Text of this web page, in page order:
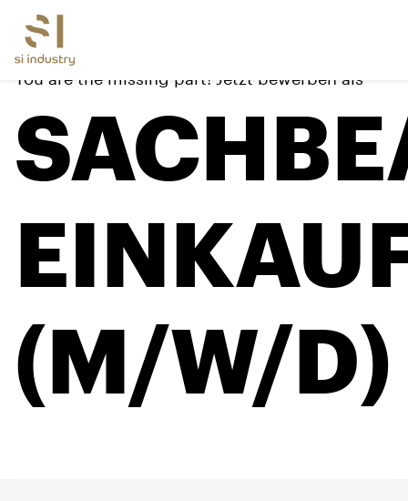
You are the missing part! Jetzt bewerben als
(M/W/D)